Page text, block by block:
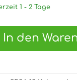
1 - 2 Tage
In den